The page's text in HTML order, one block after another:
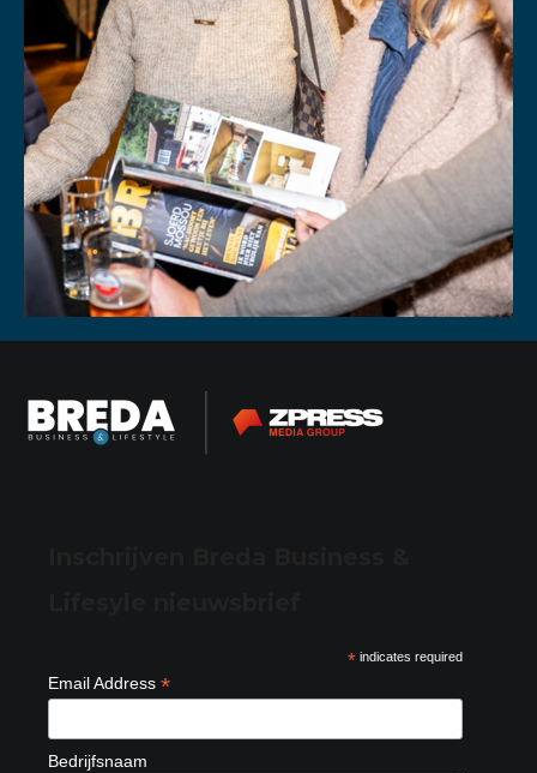
*indicates required
Email Address *
Bedrijfsnaam